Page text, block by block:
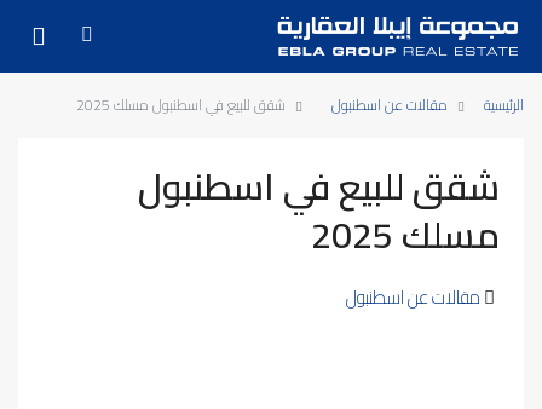
الرئيسية مقالات عن اسطنبول شقق للبيع في اسطنبول مسلك 2025
شقق للبيع في اسطنبول
مسلك 2025
مقالات عن اسطنبول